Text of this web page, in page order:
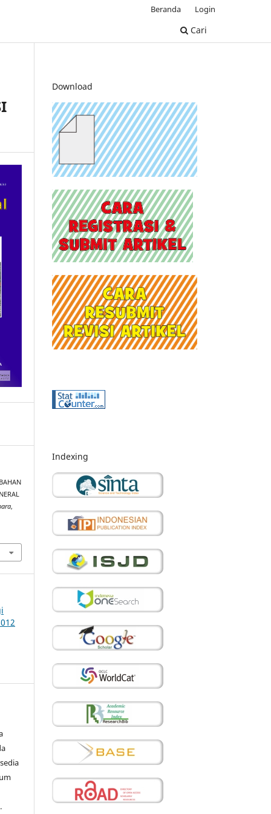
Cari
Beranda Login
,
Download
Indexing